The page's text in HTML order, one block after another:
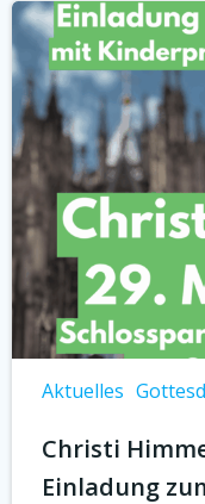
Aktuelles
Christi
Einladung